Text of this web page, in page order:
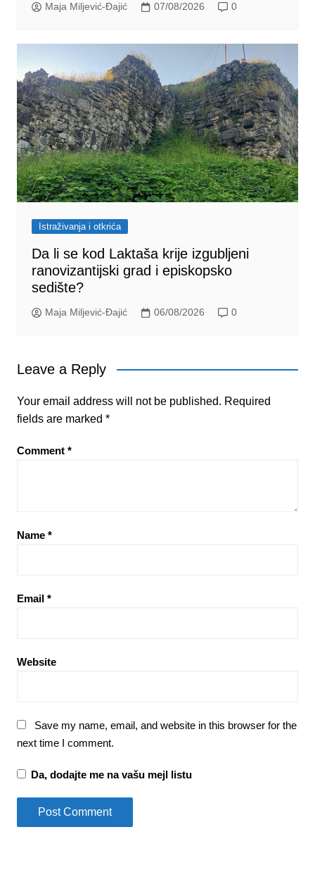
Maja Miljević-Đajić 07/08/2026 0
Istraživanja i otkrića
Da li se kod Laktaša krije izgubljeni
ranovizantijski grad i episkopsko
sedište?
Maja Miljević-Đajić 06/08/2026 0
Leave a Reply
Your email address will not be published. Required
fields are marked *
Comment *
Name *
Email *
Website
Save my name, email, and website in this browser for the
next time I comment.
Da, dodajte me na vašu mejl listu